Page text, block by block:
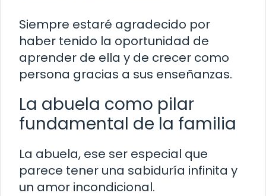
Siempre estaré agradecido por
haber tenido la oportunidad de
aprender de ella y de crecer como
persona gracias a sus enseñanzas.
La abuela como pilar
fundamental de la familia
La abuela, ese ser especial que
parece tener una sabiduría infinita y
un amor incondicional.